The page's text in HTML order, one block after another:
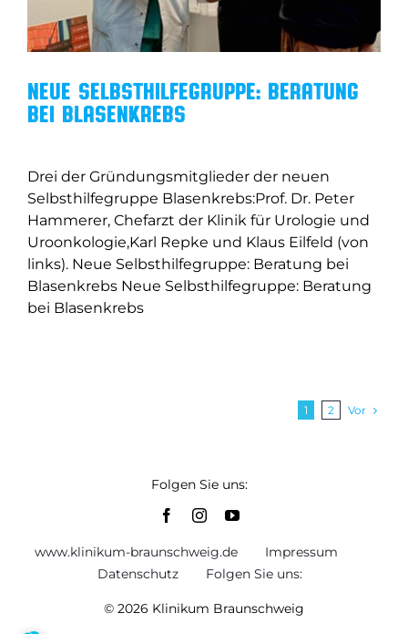
Neue Selbsthilfegruppe: Beratung
bei Blasenkrebs
Drei der Gründungsmitglieder der neuen
Selbsthilfegruppe Blasenkrebs:Prof. Dr. Peter
Hammerer, Chefarzt der Klinik für Urologie und
Uroonkologie,Karl Repke und Klaus Eilfeld (von
links). Neue Selbsthilfegruppe: Beratung bei
Blasenkrebs Neue Selbsthilfegruppe: Beratung
bei Blasenkrebs
1 2 Vor
© 2026 Klinikum Braunschweig
www.klinikum-braunschweig.de
Impressum
Datenschutz
Folgen Sie uns:
Folgen Sie uns: